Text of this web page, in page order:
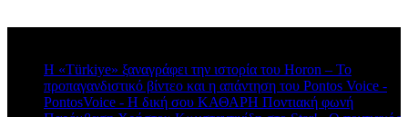
Η «Türkiye» ξαναγράφει την ιστορία του Horon – Το
προπαγανδιστικό βίντεο και η απάντηση του Pontos Voice -
PontosVoice - H δική σου ΚΑΘΑΡΗ Ποντιακή φωνή